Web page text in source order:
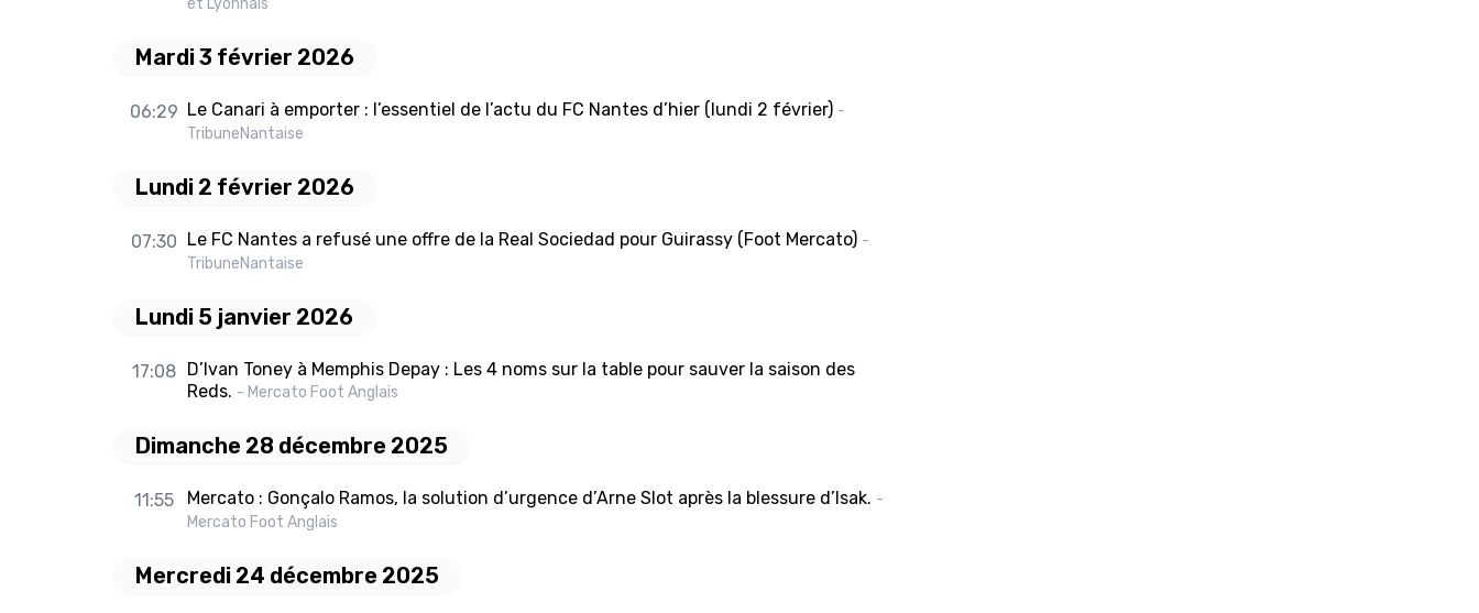
et Lyonnais
Mardi 3 février 2026
06:29 Le Canari à emporter : l’essentiel de l’actu du FC Nantes d’hier (lundi 2 février) -
TribuneNantaise
Lundi 2 février 2026
07:30 Le FC Nantes a refusé une offre de la Real Sociedad pour Guirassy (Foot Mercato) -
TribuneNantaise
Lundi 5 janvier 2026
17:08 D’Ivan Toney à Memphis Depay : Les 4 noms sur la table pour sauver la saison des
Reds. - Mercato Foot Anglais
Dimanche 28 décembre 2025
11:55 Mercato : Gonçalo Ramos, la solution d’urgence d’Arne Slot après la blessure d’Isak. -
Mercato Foot Anglais
Mercredi 24 décembre 2025